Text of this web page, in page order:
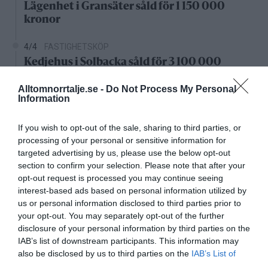
Alltomnorrtalje.se - Do Not Process My Personal
Information
If you wish to opt-out of the sale, sharing to third parties, or
processing of your personal or sensitive information for
targeted advertising by us, please use the below opt-out
section to confirm your selection. Please note that after your
opt-out request is processed you may continue seeing
interest-based ads based on personal information utilized by
us or personal information disclosed to third parties prior to
your opt-out. You may separately opt-out of the further
disclosure of your personal information by third parties on the
IAB’s list of downstream participants. This information may
also be disclosed by us to third parties on the IAB’s List of
Lägenhet i Gransäter såld för 1 150 000
kronor
4/4 FASTIGHETSKÖP
Kedjehus i Solbacka såld för 3 100 000
Nystartade bolag
27/4 NYA BOLAG
KGT Fastighet AB registrerat –
fastighetsbolag i Rimbo
16/4 NYA BOLAG
Panthalassa Åre AB registrerat –
fastighetsförvaltning i Yxlan
25/3 NYA BOLAG
Nytt fastighetsförvaltningsbolag registerat i